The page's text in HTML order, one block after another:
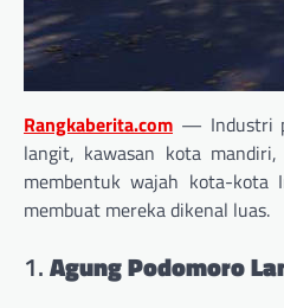
Rangkaberita.com — Industri
langit, kawasan kota
membentuk wajah kota-kota
membuat mereka dikenal luas.
1.Agung Podomoro